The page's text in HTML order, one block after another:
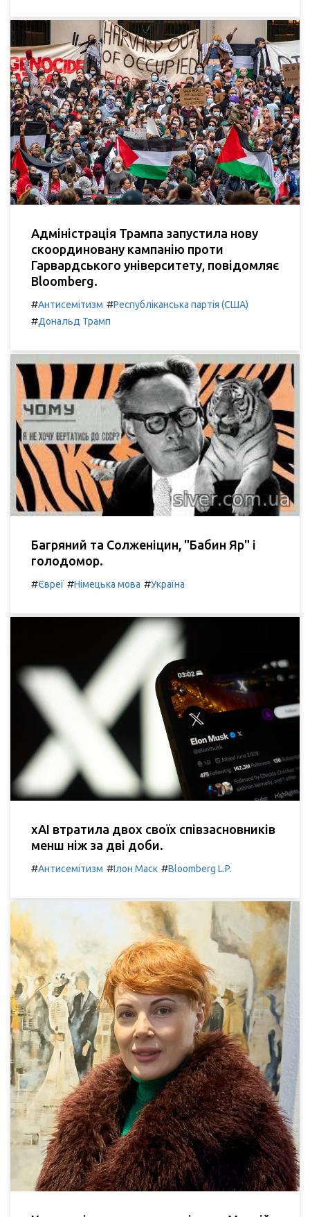
Адміністрація Трампа запустила нову
скоординовану кампанію проти
Гарвардського університету, повідомляє
Bloomberg.
#Антисемітизм #Республіканська партія (США)
#Дональд Трамп
Багряний та Солженіцин, "Бабин Яр" і
голодомор.
#Євреї #Німецька мова #Україна
xAI втратила двох своїх співзасновників
менш ніж за дві доби.
#Антисемітизм #Ілон Маск #Bloomberg L.P.